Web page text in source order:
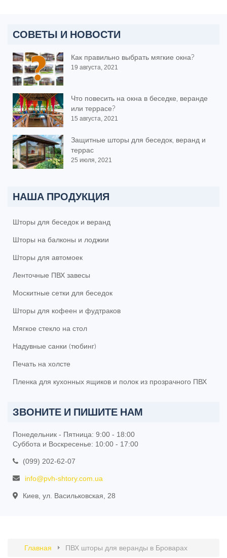
СОВЕТЫ И НОВОСТИ
Как правильно выбрать мягкие окна?
19 августа, 2021
Что повесить на окна в беседке, веранде
или террасе?
15 августа, 2021
Защитные шторы для беседок, веранд и
террас
25 июля, 2021
НАША ПРОДУКЦИЯ
Шторы для беседок и веранд
Шторы на балконы и лоджии
Шторы для автомоек
Ленточные ПВХ завесы
Москитные сетки для беседок
Шторы для кофеен и фудтраков
Мягкое стекло на стол
Надувные санки (тюбинг)
Печать на холсте
Пленка для кухонных ящиков и полок из прозрачного ПВХ
ЗВОНИТЕ И ПИШИТЕ НАМ
Понедельник - Пятница: 9:00 - 18:00
Суббота и Воскресенье: 10:00 - 17:00
(099) 202-62-07
info@pvh-shtory.com.ua
Киев, ул. Васильковская, 28
Главная ПВХ шторы для веранды в Броварах